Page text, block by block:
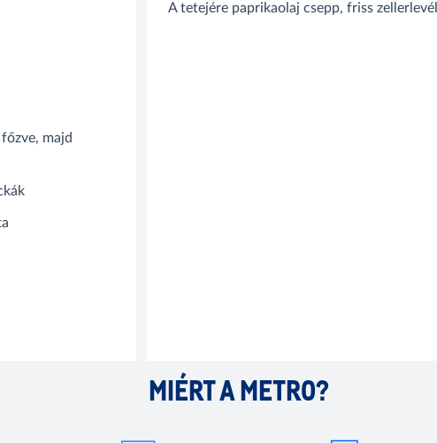
majd
A tetejére paprikaolaj csepp, friss
MIÉRT A METRO?